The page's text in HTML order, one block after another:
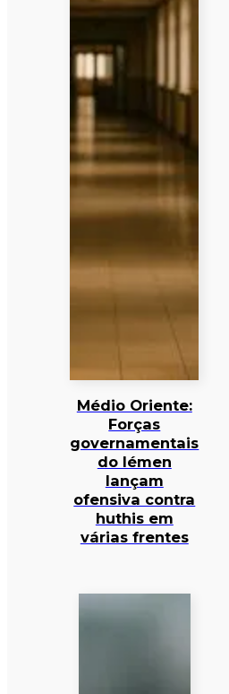
Médio Oriente:
Forças
governamentais
do Iémen
lançam
ofensiva contra
huthis em
várias frentes